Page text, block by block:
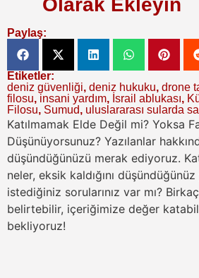
Paylaş:
Etiketler:
deniz güvenliği, deniz hukuku, drone
filosu, insani yardım, İsrail ablukası,
Filosu, Sumud, uluslararası sularda
Katılmamak Elde Değil mi? Yoksa
Düşünüyorsunuz? Yazılanlar
düşündüğünüzü merak ediyoruz.
neler, eksik kaldığını
istediğiniz sorularınız var mı?
belirtebilir, içeriğimize değer
bekliyoruz!